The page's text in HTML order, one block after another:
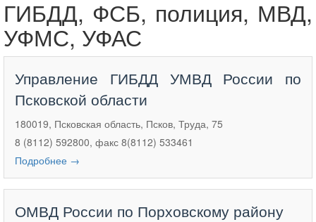
ГИБДД, ФСБ, полиция, МВД,
УФМС, УФАС
Управление ГИБДД УМВД России по
Псковской области
180019, Псковская область, Псков, Труда, 75
8 (8112) 592800, факс 8(8112) 533461
Подробнее →
ОМВД России по Порховскому району